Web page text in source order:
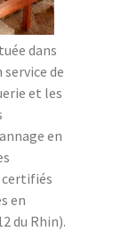
dans
de
et les
en
en
du Rhin).